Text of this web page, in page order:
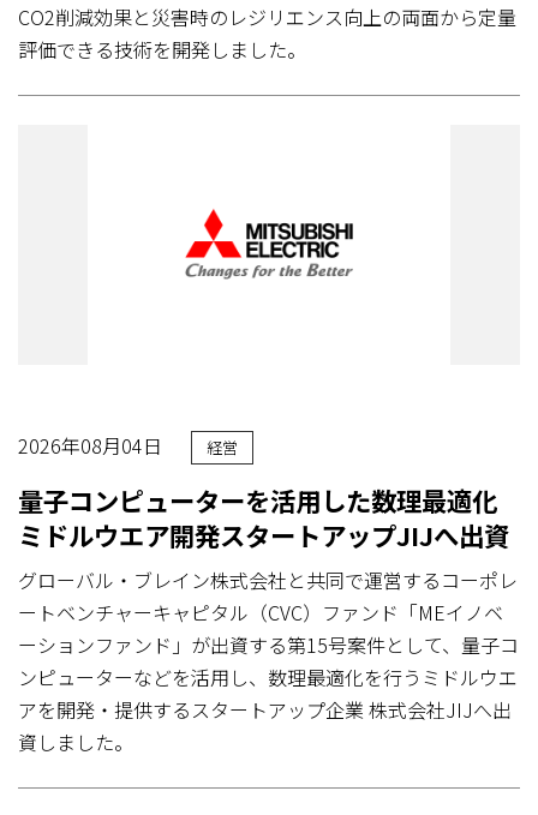
CO2削減効果と災害時のレジリエンス向上の両面から定量
評価できる技術を開発しました。
2026年08月04日 経営
量子コンピューターを活用した数理最適化
ミドルウエア開発スタートアップJIJへ出資
グローバル・ブレイン株式会社と共同で運営するコーポレ
ートベンチャーキャピタル（CVC）ファンド「MEイノベ
ーションファンド」が出資する第15号案件として、量子コ
ンピューターなどを活用し、数理最適化を行うミドルウエ
アを開発・提供するスタートアップ企業 株式会社JIJへ出
資しました。